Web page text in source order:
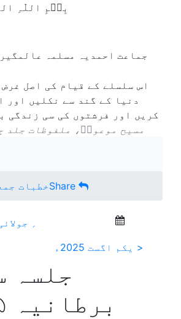
بِسۡمِ اللّٰہِ
جماعت احمدیہ مسلمہ
دنیا کے گند سے نکلیں اور
کریں اور فرشتوں کی سی زندگی
مسیح موعودؑ، ملفوظات جلد
خطباتShare
< 18؍ جولائی
یکم اگست 2025ء >
جلسہ
برطانیہ ۲۰۲۵ء